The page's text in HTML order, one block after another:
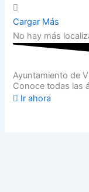
Cargar Más
No hay más
Ayuntamiento de
Conoce todas las
Ir ahora